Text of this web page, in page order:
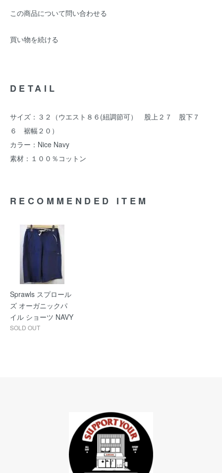
この商品について問い合わせる
買い物を続ける
DETAIL
サイズ：３２（ウエスト８６(紐調節可） 股上２７ 股下７
６ 裾幅２０）
カラー：Nice Navy
素材：１００％コットン
RECOMMENDED ITEM
Sprawls スプロール
ズ オーガニックパ
イル ショーツ NAVY
SOLD OUT